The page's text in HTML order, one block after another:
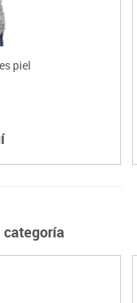
piel
categoría